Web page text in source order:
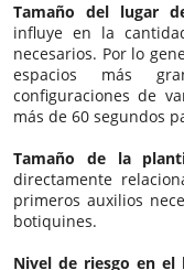
Tamaño del lugar
influye en la
necesarios. Por lo
espacios más
configuraciones de
más de 60 segundos
Tamaño de la
directamente
primeros auxilios
botiquines.
Nivel de riesgo en el